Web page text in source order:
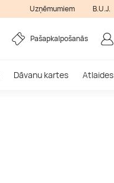
Uzņēmumiem B.U.J.
Pašapkalpošanās
Dāvanu kartes Atlaides